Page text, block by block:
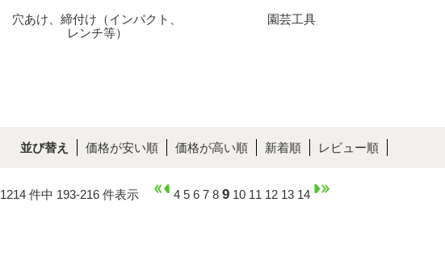
穴あけ、締付け（インパクト、
レンチ等）
園芸工具
並び替え 価格が安い順 価格が高い順 新着順 レビュー順
1214 件中 193-216 件表示 4 5 6 7 8 9 10 11 12 13 14